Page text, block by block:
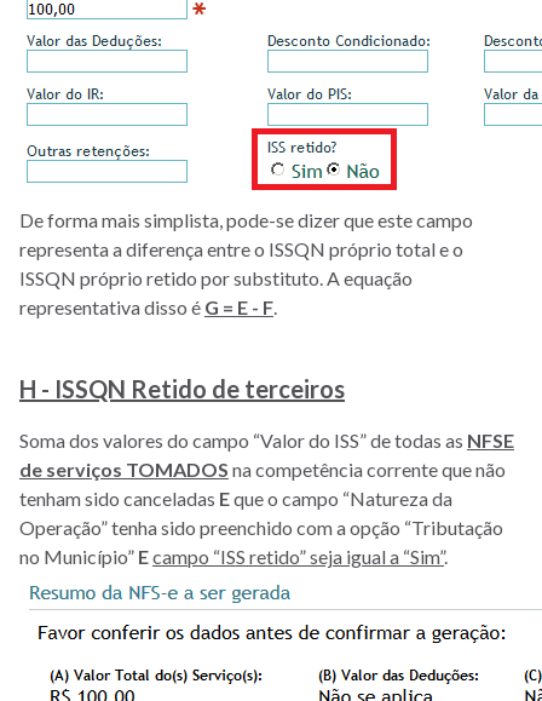
De forma mais simplista, pode-se dizer que este campo
representa a diferença entre o ISSQN próprio total e o
ISSQN próprio retido por substituto. A equação
representativa disso é G = E - F.
H - ISSQN Retido de terceiros
Soma dos valores do campo “Valor do ISS” de todas as NFSE
de serviços TOMADOS na competência corrente que não
tenham sido canceladas Eque o campo “Natureza da
Operação” tenha sido preenchido com a opção “Tributação
no Município” Ecampo “ISS retido” seja igual a “Sim”.